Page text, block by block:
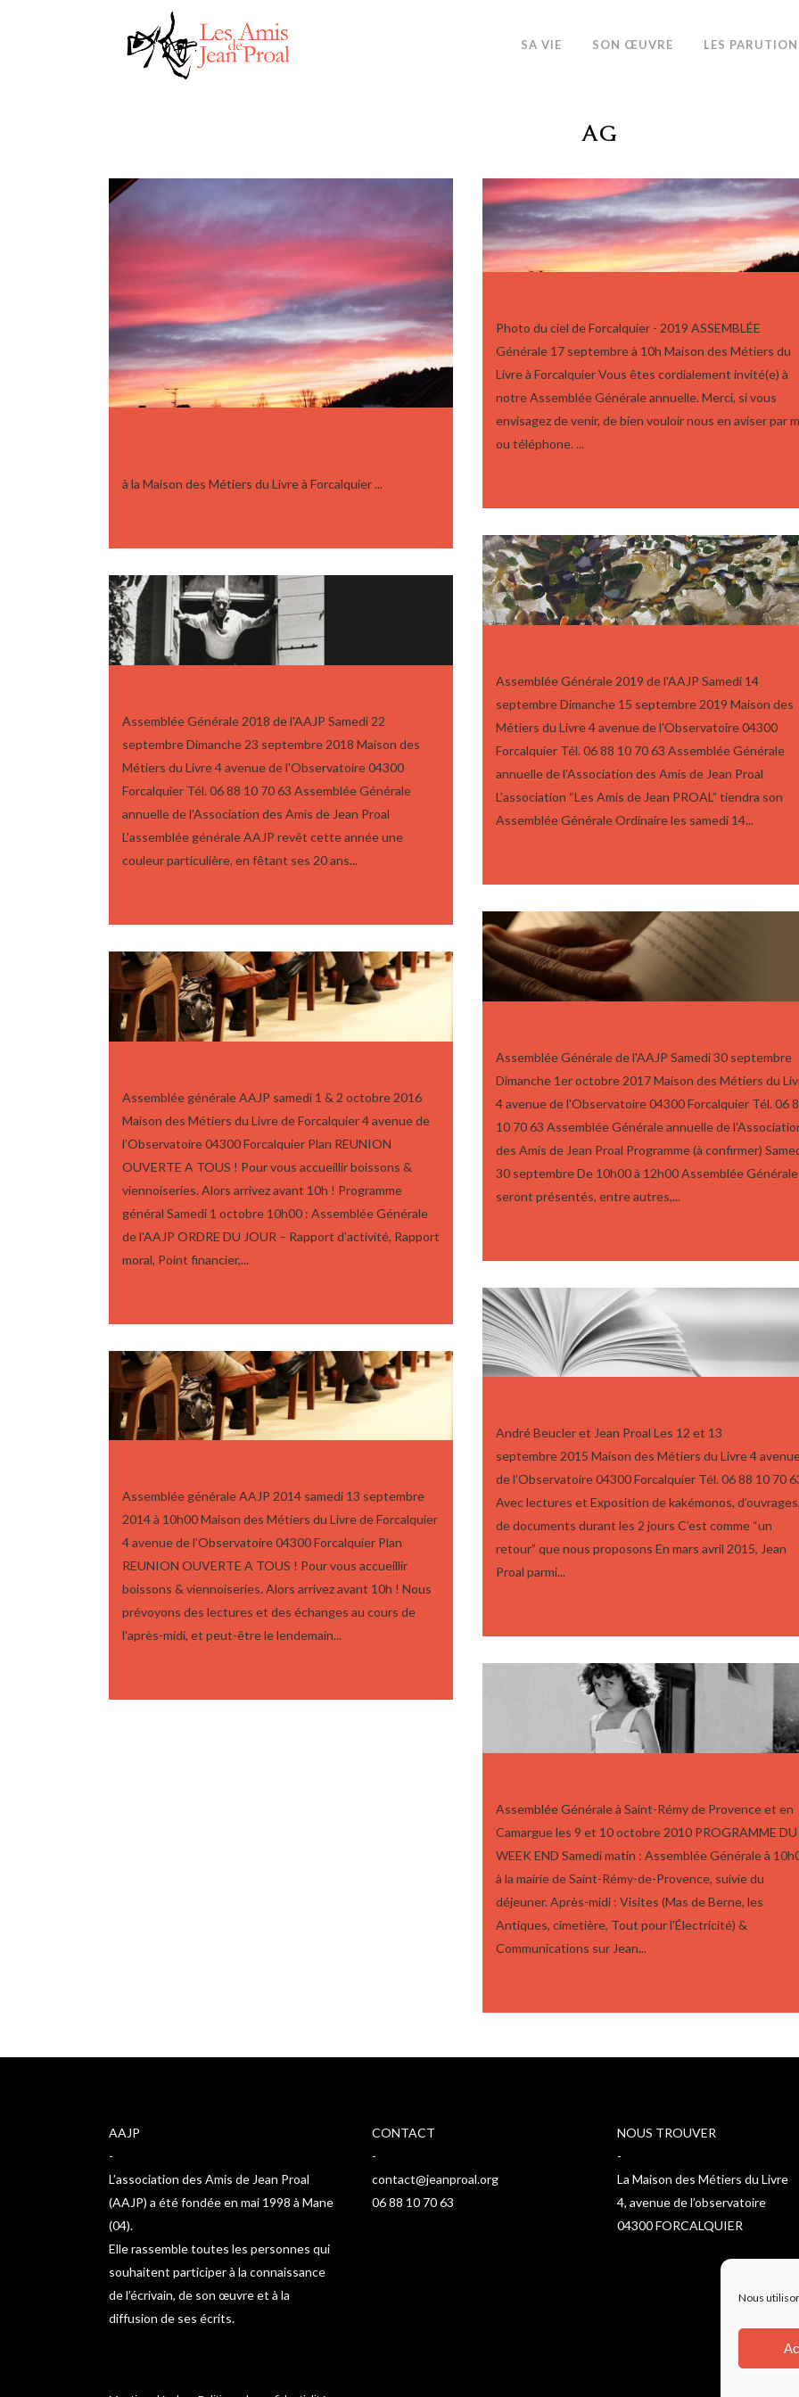
Nous
SA VIE SON ŒUVRE LES
AG
à la Maison des Métiers du Livre à Forcalquier ...
Photo du ciel de Forcalquier - 2019 ASSEMBLÉE
Générale 17 septembre à 10h Maison des Métiers du
Livre à Forcalquier Vous êtes cordialement invité(e) à
notre Assemblée Générale annuelle. Merci, si vous
envisagez de venir, de bien vouloir nous en aviser par
ou téléphone. ...
Assemblée Générale 2019 de l'AAJP Samedi 14
septembre Dimanche 15 septembre 2019 Maison des
Métiers du Livre 4 avenue de l'Observatoire 04300
Forcalquier Tél. 06 88 10 70 63 Assemblée Générale
annuelle de l'Association des Amis de Jean Proal
L’association “Les Amis de Jean PROAL” tiendra son
Assemblée Générale Ordinaire les samedi 14...
Assemblée Générale 2018 de l'AAJP Samedi 22
septembre Dimanche 23 septembre 2018 Maison des
Métiers du Livre 4 avenue de l'Observatoire 04300
Forcalquier Tél. 06 88 10 70 63 Assemblée Générale
annuelle de l'Association des Amis de Jean Proal
L'assemblée générale AAJP revêt cette année une
couleur particulière, en fêtant ses 20 ans...
Assemblée Générale de l'AAJP Samedi 30 septembre
Dimanche 1er octobre 2017 Maison des Métiers du
4 avenue de l'Observatoire 04300 Forcalquier Tél. 06
10 70 63 Assemblée Générale annuelle de
des Amis de Jean Proal Programme (à confirmer)
30 septembre De 10h00 à 12h00 Assemblée
seront présentés, entre autres,...
Assemblée générale AAJP samedi 1 & 2 octobre 2016
Maison des Métiers du Livre de Forcalquier 4 avenue de
l’Observatoire 04300 Forcalquier Plan REUNION
OUVERTE A TOUS ! Pour vous accueillir boissons &
viennoiseries. Alors arrivez avant 10h ! Programme
général Samedi 1 octobre 10h00 : Assemblée Générale
de l'AAJP ORDRE DU JOUR – Rapport d’activité, Rapport
moral, Point financier,...
André Beucler et Jean Proal Les 12 et 13
septembre 2015 Maison des Métiers du Livre 4
de l’Observatoire 04300 Forcalquier Tél. 06 88 10 70
Avec lectures et Exposition de kakémonos,
de documents durant les 2 jours C’est comme “un
retour” que nous proposons En mars avril 2015, Jean
Proal parmi...
Assemblée générale AAJP 2014 samedi 13 septembre
2014 à 10h00 Maison des Métiers du Livre de Forcalquier
4 avenue de l’Observatoire 04300 Forcalquier Plan
REUNION OUVERTE A TOUS ! Pour vous accueillir
boissons & viennoiseries. Alors arrivez avant 10h ! Nous
prévoyons des lectures et des échanges au cours de
l'après-midi, et peut-être le lendemain...
Assemblée Générale à Saint-Rémy de Provence et en
Camargue les 9 et 10 octobre 2010 PROGRAMME DU
WEEK END Samedi matin : Assemblée Générale à
à la mairie de Saint-Rémy-de-Provence, suivie du
déjeuner. Après-midi : Visites (Mas de Berne, les
Antiques, cimetière, Tout pour l'Électricité) &
Communications sur Jean...
AAJP
-
L’association des Amis de Jean Proal
(AAJP) a été fondée en mai 1998 à Mane
(04).
Elle rassemble toutes les personnes qui
souhaitent participer à la connaissance
de l’écrivain, de son œuvre et à la
diffusion de ses écrits.
CONTACT
-
contact@jeanproal.org
06 88 10 70 63
NOUS TROUVER
-
La Maison des Métiers du Livre
4, avenue de l’observatoire
04300 FORCALQUIER